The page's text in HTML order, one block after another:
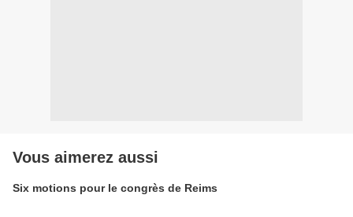
Vous aimerez aussi
Six motions pour le congrès de Reims